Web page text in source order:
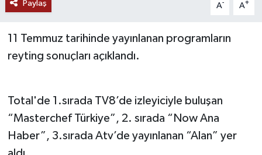
Paylaş A- A+
11 Temmuz tarihinde yayınlanan programların
reyting sonuçları açıklandı.
Total'de 1.sırada TV8’de izleyiciyle buluşan
“Masterchef Türkiye”, 2. sırada “Now Ana
Haber”, 3.sırada Atv’de yayınlanan “Alan” yer